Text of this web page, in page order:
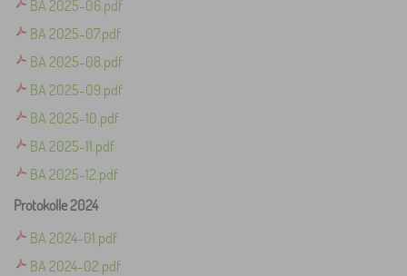
BA 2025-06.pdf
BA 2025-07.pdf
BA 2025-08.pdf
BA 2025-09.pdf
BA 2025-10.pdf
BA 2025-11.pdf
BA 2025-12.pdf
Protokolle 2024
BA 2024-01.pdf
BA 2024-02.pdf